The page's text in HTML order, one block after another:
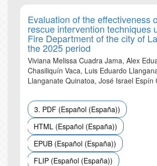
Evaluation of the effectiveness
rescue intervention techniques
Fire Department of the city of
the 2025 period
Viviana Melissa Cuadra Jama, Alex
Chasiliquín Vaca, Luis Eduardo
Llanganate Quinatoa, José Israel Espín
3. PDF (Español (España))
HTML (Español (España))
EPUB (Español (España))
FLIP (Español (España))